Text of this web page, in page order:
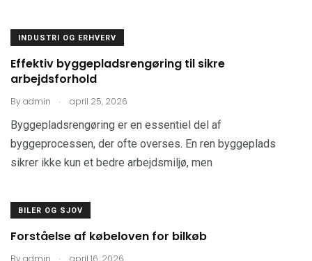
INDUSTRI OG ERHVERV
Effektiv byggepladsrengøring til sikre
arbejdsforhold
Byadmin . april 25, 2026
Byggepladsrengøring er en essentiel del af
byggeprocessen, der ofte overses. En ren byggeplads
sikrer ikke kun et bedre arbejdsmiljø, men
BILER OG SJOV
Forståelse af købeloven for bilkøb
.